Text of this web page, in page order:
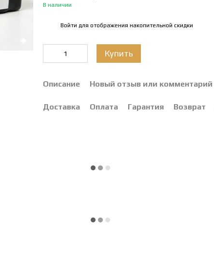
В наличии
Войти для отображения накопительной скидки
Купить
Описание Новый отзыв или комментарий
Доставка Оплата Гарантия Возврат